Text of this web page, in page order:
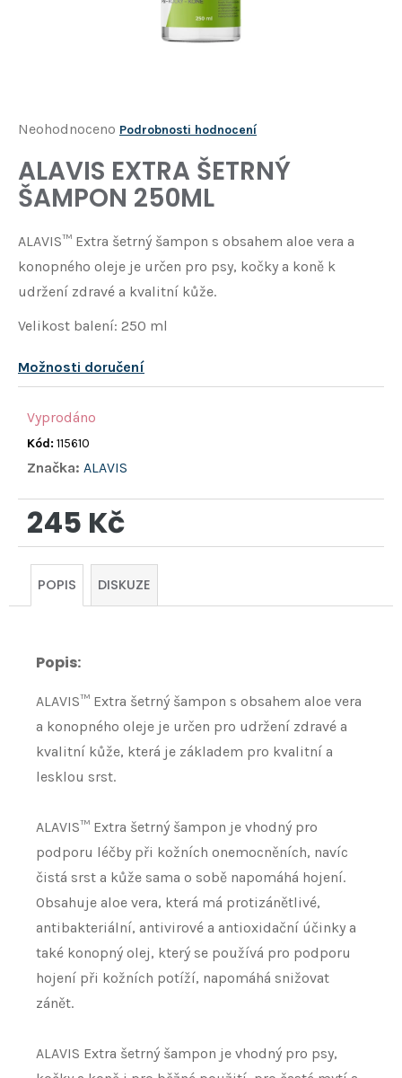
Průměrné
produktu
je
Neohodnoceno Podrobnosti hodnocení
ALAVIS EXTRA ŠETRNÝ
ŠAMPON 250ML
ALAVIS™ Extra šetrný šampon s obsahem aloe vera a
konopného oleje je určen pro psy, kočky a koně k
udržení zdravé a kvalitní kůže.
Velikost balení: 250 ml
Možnosti doručení
Vyprodáno
Kód: 115610
Značka: ALAVIS
245 Kč
Měrná
POPIS DISKUZE
Popis:
ALAVIS™ Extra šetrný šampon s obsahem aloe vera
a konopného oleje je určen pro udržení zdravé a
kvalitní kůže, která je základem pro kvalitní a
lesklou srst.
ALAVIS™ Extra šetrný šampon je vhodný pro
podporu léčby při kožních onemocněních, navíc
čistá srst a kůže sama o sobě napomáhá hojení.
Obsahuje aloe vera, která má protizánětlivé,
antibakteriální, antivirové a antioxidační účinky a
také konopný olej, který se používá pro podporu
hojení při kožních potíží, napomáhá snižovat
zánět.
ALAVIS Extra šetrný šampon je vhodný pro psy,
D
o
p
r
u
č
j
m
e